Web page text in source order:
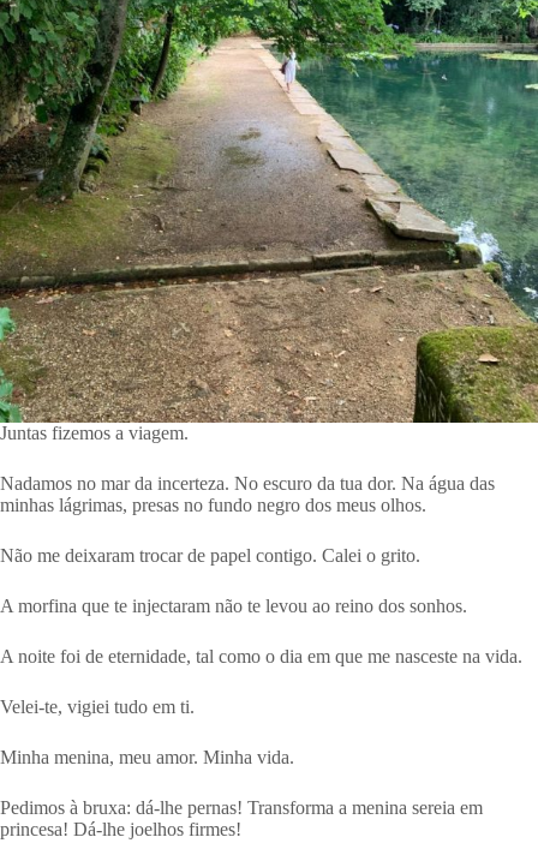
Juntas fizemos a viagem.
Nadamos no mar da incerteza. No escuro da tua dor. Na água das
minhas lágrimas, presas no fundo negro dos meus olhos.
Não me deixaram trocar de papel contigo. Calei o grito.
A morfina que te injectaram não te levou ao reino dos sonhos.
A noite foi de eternidade, tal como o dia em que me nasceste na vida.
Velei-te, vigiei tudo em ti.
Minha menina, meu amor. Minha vida.
Pedimos à bruxa: dá-lhe pernas! Transforma a menina sereia em
princesa! Dá-lhe joelhos firmes!